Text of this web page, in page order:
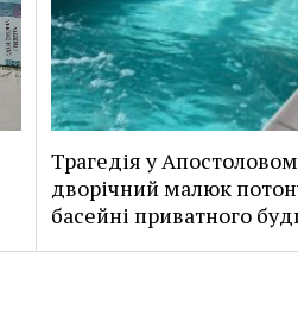
Трагедія у
дворічний малюк
басейні приватного